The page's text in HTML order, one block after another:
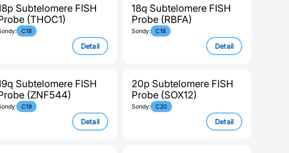
Subtelomere FISH
(THOC1)
C18
Detail
18q Subtelomere FISH
Probe (RBFA)
Sondy: C18
Detail
Subtelomere FISH
(ZNF544)
C19
Detail
20p Subtelomere FISH
Probe (SOX12)
Sondy: C20
Detail